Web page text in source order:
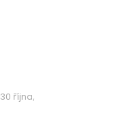
30 října,